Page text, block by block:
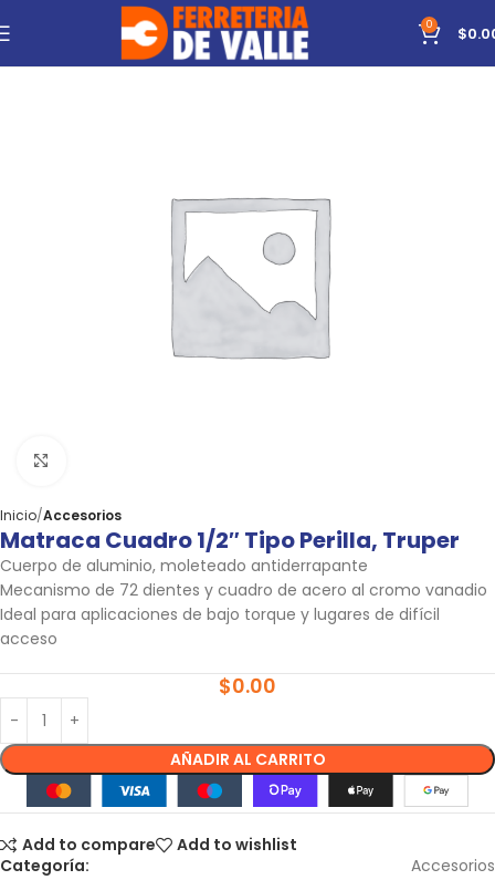
0 $
Inicio Accesorios
Matraca Cuadro 1/2″ Tipo Perilla, Truper
Cuerpo de aluminio, moleteado antiderrapante
Mecanismo de 72 dientes y cuadro de acero al cromo vanadio
Ideal para aplicaciones de bajo torque y lugares de difícil
acceso
$0.00
AÑADIR AL CARRITO
Add to compare
Add to wishlist
Categoría:
Accesorios